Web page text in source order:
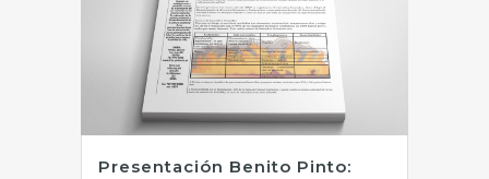
Presentación Benito Pinto: